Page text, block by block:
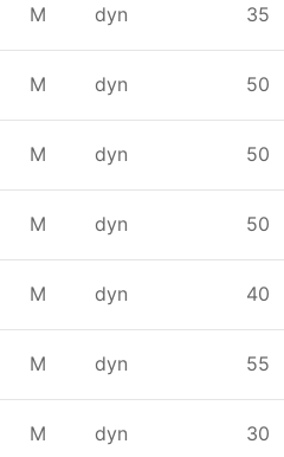
М dyn 35
М dyn 50
М dyn 50
М dyn 50
М dyn 40
М dyn 55
М dyn 30